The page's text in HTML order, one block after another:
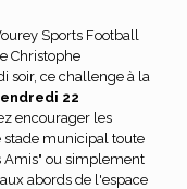
Sports Football
Christophe
soir, ce challenge à la
22
encourager les
stade municipal toute
Amis" ou simplement
abords de l'espace